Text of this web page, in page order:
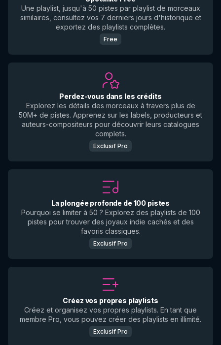
Une playlist, jusqu'à 50 pistes par playlist de morceaux
similaires, consultez vos 7 derniers jours d'historique et
exportez des playlists complètes.
Free
Perdez-vous dans les crédits
Explorez les détails des morceaux à travers plus de
50M+ de pistes. Apprenez sur les labels, producteurs et
auteurs-compositeurs pour découvrir leurs catalogues
complets.
Exclusif Pro
La plongée profonde de 100 pistes
Pourquoi se limiter à 50 ? Explorez des playlists de 100
pistes pour trouver des joyaux indie cachés et des
favoris classiques.
Exclusif Pro
Créez vos propres playlists
Créez et organisez vos propres playlists. En tant que
membre Pro, vous pouvez créer des playlists en illimité.
Exclusif Pro